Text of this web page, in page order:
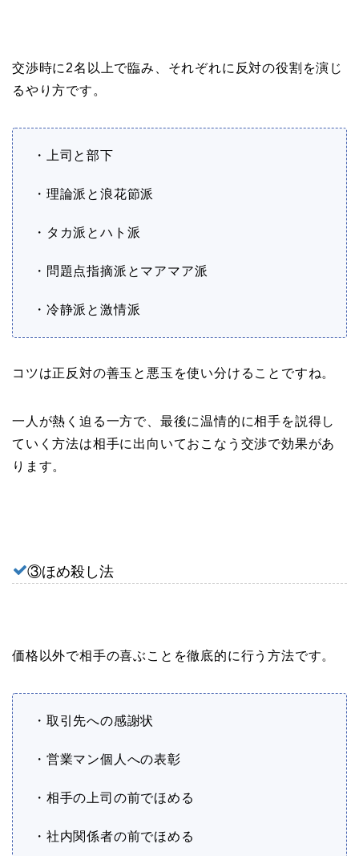
交渉時に2名以上で臨み、それぞれに反対の役割を演じ
るやり方です。
・上司と部下
・理論派と浪花節派
・タカ派とハト派
・問題点指摘派とマアマア派
・冷静派と激情派
コツは正反対の善玉と悪玉を使い分けることですね。
一人が熱く迫る一方で、最後に温情的に相手を説得し
ていく方法は相手に出向いておこなう交渉で効果があ
ります。
③ほめ殺し法
価格以外で相手の喜ぶことを徹底的に行う方法です。
・取引先への感謝状
・営業マン個人への表彰
・相手の上司の前でほめる
・社内関係者の前でほめる